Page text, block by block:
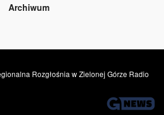
Archiwum
Rozgłośnia w Zielonej Górze Radio